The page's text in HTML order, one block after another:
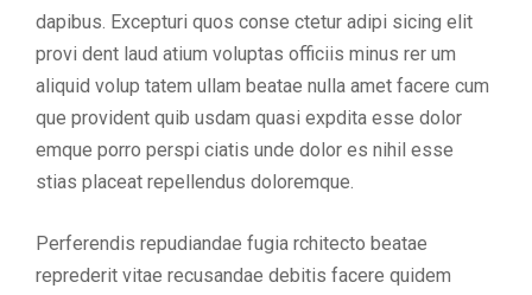
dapibus. Excepturi quos conse ctetur adipi sicing elit
provi dent laud atium voluptas officiis minus rer um
aliquid volup tatem ullam beatae nulla amet facere cum
que provident quib usdam quasi expdita esse dolor
emque porro perspi ciatis unde dolor es nihil esse
stias placeat repellendus doloremque.
Perferendis repudiandae fugia rchitecto beatae
reprederit vitae recusandae debitis facere quidem